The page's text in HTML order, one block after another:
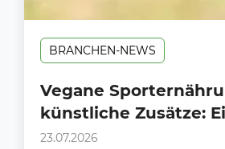
BRANCHEN-NEWS
Vegane
künstliche Zusätze:
am Supermarkt-
23.07.2026